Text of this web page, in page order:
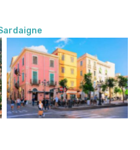
Olbia – Sardaigne